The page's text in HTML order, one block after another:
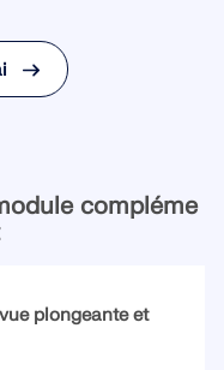
compléme
plongeante et